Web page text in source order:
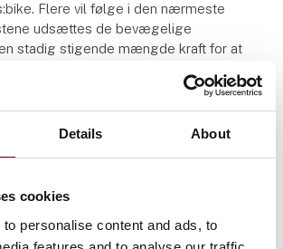
Details About
cookies
personalise content and ads, to
Flere vil følge i den nærmeste
udsættes de bevægelige
stadig stigende mængde kraft for at
de ønskede resultater, skal designet
passer, går det videre til
Der tester udviklingsteamet
regn ved at sprøjte vand på
får stød nedefra for at simulere ujævnt